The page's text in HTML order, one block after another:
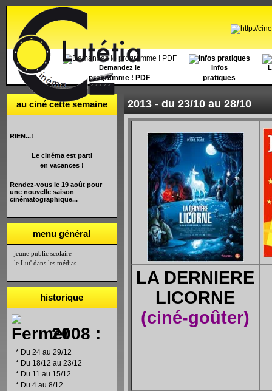
Accueil Demandez le
programme ! PDF
Infos
pratiques
au ciné cette semaine
RIEN...!
Le cinéma est parti
en vacances !
Rendez-vous le 19 août pour
une nouvelle saison
cinématographique...
menu général
- jeune public scolaire
- le Lut' dans les médias
historique
2008 :
* Du 24 au 29/12
* Du 18/12 au 23/12
* Du 11 au 15/12
* Du 4 au 8/12
2013 - du 23/10 au 28/10
LA DERNIERE
LICORNE
(ciné-goûter)